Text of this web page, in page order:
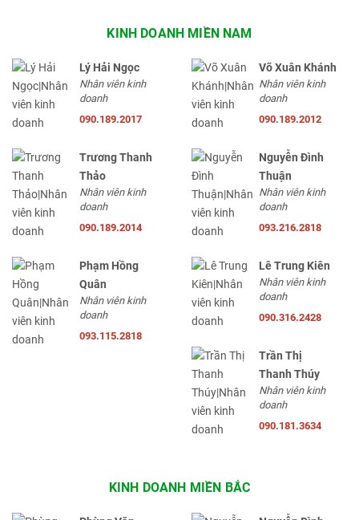
KINH DOANH MIỀN NAM
Lý Hải Ngọc
Nhân viên kinh
doanh
090.189.2017
Võ Xuân Khánh
Nhân viên kinh
doanh
090.189.2012
Trương Thanh
Thảo
Nhân viên kinh
doanh
090.189.2014
Nguyễn Đình
Thuận
Nhân viên kinh
doanh
093.216.2818
Phạm Hồng
Quân
Nhân viên kinh
doanh
093.115.2818
Lê Trung Kiên
Nhân viên kinh
doanh
090.316.2428
Trần Thị
Thanh Thúy
Nhân viên kinh
doanh
090.181.3634
KINH DOANH MIỀN BẮC